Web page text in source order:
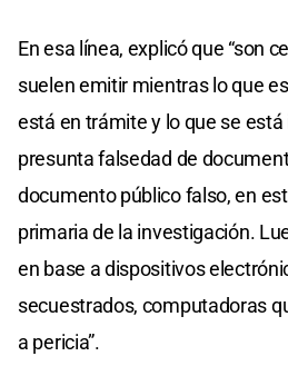
En esa línea, explicó que “son
suelen emitir mientras lo que
está en trámite y lo que se
presunta falsedad de
documento público falso, en
primaria de la investigación.
en base a dispositivos
secuestrados, computadoras
a pericia”.